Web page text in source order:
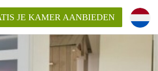
JE KAMER AANBIEDEN